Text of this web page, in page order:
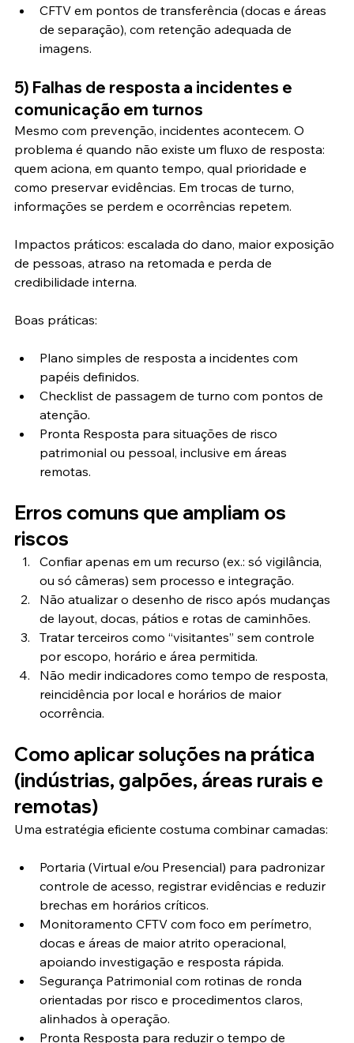
CFTV em pontos de transferência (docas e áreas
de separação), com retenção adequada de
imagens.
5) Falhas de resposta a incidentes e
comunicação em turnos
Mesmo com prevenção, incidentes acontecem. O
problema é quando não existe um fluxo de resposta:
quem aciona, em quanto tempo, qual prioridade e
como preservar evidências. Em trocas de turno,
informações se perdem e ocorrências repetem.
Impactos práticos: escalada do dano, maior exposição
de pessoas, atraso na retomada e perda de
credibilidade interna.
Boas práticas:
Plano simples de resposta a incidentes com
papéis definidos.
Checklist de passagem de turno com pontos de
atenção.
Pronta Resposta para situações de risco
patrimonial ou pessoal, inclusive em áreas
remotas.
Erros comuns que ampliam os
riscos
Confiar apenas em um recurso (ex.: só vigilância,
ou só câmeras) sem processo e integração.
Não atualizar o desenho de risco após mudanças
de layout, docas, pátios e rotas de caminhões.
Tratar terceiros como “visitantes” sem controle
por escopo, horário e área permitida.
Não medir indicadores como tempo de resposta,
reincidência por local e horários de maior
ocorrência.
Como aplicar soluções na prática
(indústrias, galpões, áreas rurais e
remotas)
Uma estratégia eficiente costuma combinar camadas:
Portaria (Virtual e/ou Presencial) para padronizar
controle de acesso, registrar evidências e reduzir
brechas em horários críticos.
Monitoramento CFTV com foco em perímetro,
docas e áreas de maior atrito operacional,
apoiando investigação e resposta rápida.
Segurança Patrimonial com rotinas de ronda
orientadas por risco e procedimentos claros,
alinhados à operação.
Pronta Resposta para reduzir o tempo de